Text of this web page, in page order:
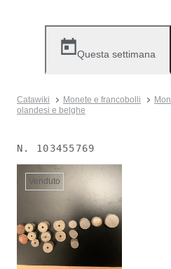
Questa settimana
Catawiki Monete e francobolli
olandesi e belghe
N. 103455769
Venduto